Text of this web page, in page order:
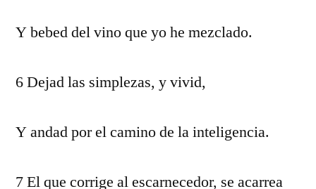
Y bebed del vino que yo he mezclado.
6 Dejad las simplezas, y vivid,
Y andad por el camino de la inteligencia.
7 El que corrige al escarnecedor, se acarrea